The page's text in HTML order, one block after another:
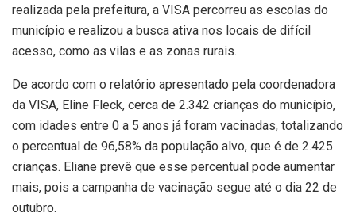
realizada pela prefeitura, a VISA percorreu as escolas do
município e realizou a busca ativa nos locais de difícil
acesso, como as vilas e as zonas rurais.
De acordo com o relatório apresentado pela coordenadora
da VISA, Eline Fleck, cerca de 2.342 crianças do município,
com idades entre 0 a 5 anos já foram vacinadas, totalizando
o percentual de 96,58% da população alvo, que é de 2.425
crianças. Eliane prevê que esse percentual pode aumentar
mais, pois a campanha de vacinação segue até o dia 22 de
outubro.